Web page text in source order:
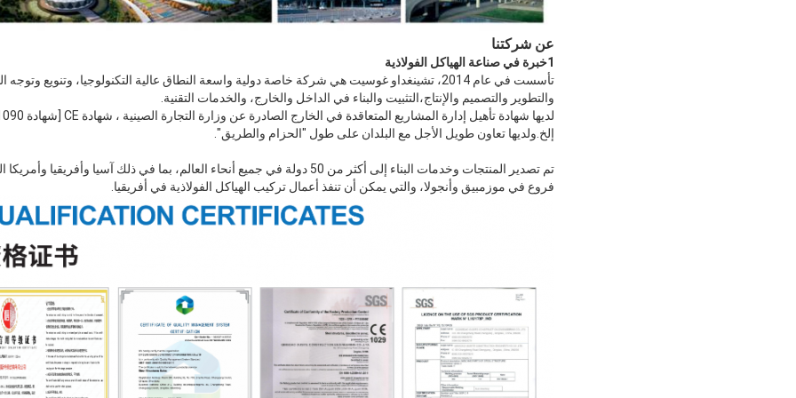
عن شركتنا
1خبرة في صناعة الهياكل الفولاذية
تأسست في عام 2014، تشينغداو غوسيت هي شركة خاصة دولية واسعة النطاق عالية التكنولوجيا، وتنويع
والتطوير والتصميم والإنتاج،التثبيت والبناء في الداخل والخارج، والخدمات التقنية.
إلخ.ولديها تعاون طويل الأجل مع البلدان على طول "الحزام والطريق".
تم تصدير المنتجات وخدمات البناء إلى أكثر من 50 دولة في جميع أنحاء العالم، بما في ذلك آسيا
فروع في موزمبيق وأنجولا، والتي يمكن أن تنفذ أعمال تركيب الهياكل الفولاذية في أفريقيا.